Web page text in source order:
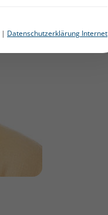
| Datenschutzerklärung Internet